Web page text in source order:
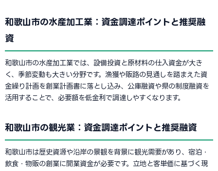
和歌山市の水産加工業：資金調達ポイントと推奨融
資
和歌山市の水産加工業では、設備投資と原材料の仕入資金が大き
く、季節変動も大きい分野です。漁獲や販路の見通しを踏まえた資
金繰り計画を創業計画書に落とし込み、公庫融資や県の制度融資を
活用することで、必要額を低金利で調達しやすくなります。
和歌山市の観光業：資金調達ポイントと推奨融資
和歌山市は歴史資源や沿岸の景観を背景に観光需要があり、宿泊・
飲食・物販の創業に開業資金が必要です。立地と客単価に基づく現